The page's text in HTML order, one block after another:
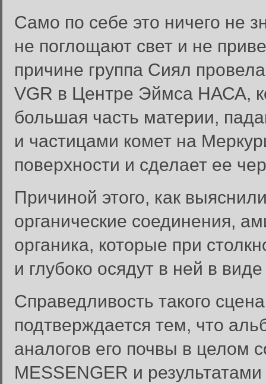
Само по себе это ничего не
не поглощают свет и не
причине группа Сиял
VGR в Центре Эймса НАСА,
большая часть материи,
и частицами комет на
поверхности и сделает ее
Причиной этого, как
органические соединения,
органика, которые при
и глубоко осядут в ней в
Справедливость такого
подтверждается тем, что
аналогов его почвы в целом
MESSENGER и